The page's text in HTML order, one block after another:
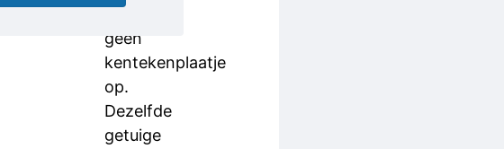
geen
kentekenplaatje
op.
Dezelfde
getuige